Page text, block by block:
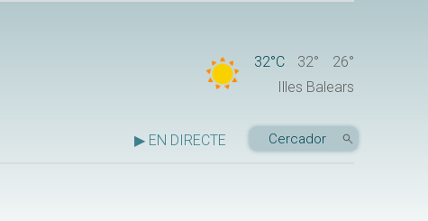
32°C 32°
26°
Illes Balears
▶ EN DIRECTE